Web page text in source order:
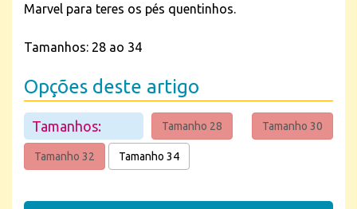
Marvel para teres os pés quentinhos.
Tamanhos: 28 ao 34
Opções deste artigo
Tamanhos: Tamanho 28 Tamanho 30
Tamanho 32 Tamanho 34